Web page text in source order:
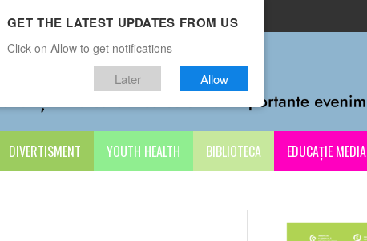
CONTACTE
DIVERTISMENT YOUTH HEALTH BIBLIOTECA EDUCAȚIE MEDIA
GET THE LATEST UPDATES FROM US
Click on Allow to get notifications
Later Allow